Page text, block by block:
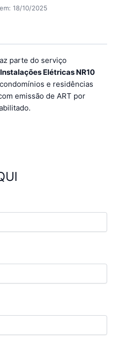
18/10/2025
parte do serviço
Elétricas NR10
e residências
emissão de ART por